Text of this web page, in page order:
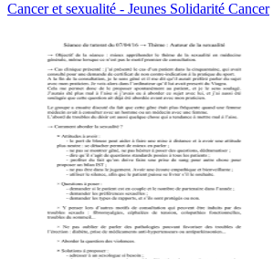
Cancer et sexualité - Jeunes Solidarité Cancer